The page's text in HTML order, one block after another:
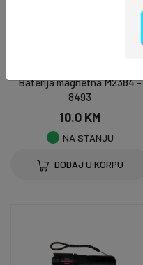
Baterija magnetna M2384 -
8493
10.0 KM
NA STANJU
DODAJ U KORPU